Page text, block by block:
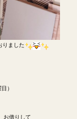
りました
）
お借りして